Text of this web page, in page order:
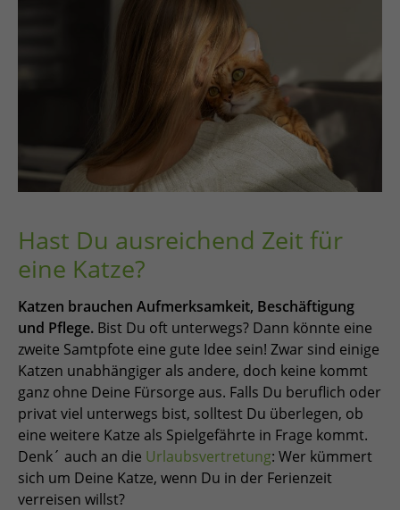
Hast Du ausreichend Zeit für
eine Katze?
Katzen brauchen Aufmerksamkeit, Beschäftigung
und Pflege. Bist Du oft unterwegs? Dann könnte eine
zweite Samtpfote eine gute Idee sein! Zwar sind einige
Katzen unabhängiger als andere, doch keine kommt
ganz ohne Deine Fürsorge aus. Falls Du beruflich oder
privat viel unterwegs bist, solltest Du überlegen, ob
eine weitere Katze als Spielgefährte in Frage kommt.
Denk´ auch an die Urlaubsvertretung: Wer kümmert
sich um Deine Katze, wenn Du in der Ferienzeit
verreisen willst?